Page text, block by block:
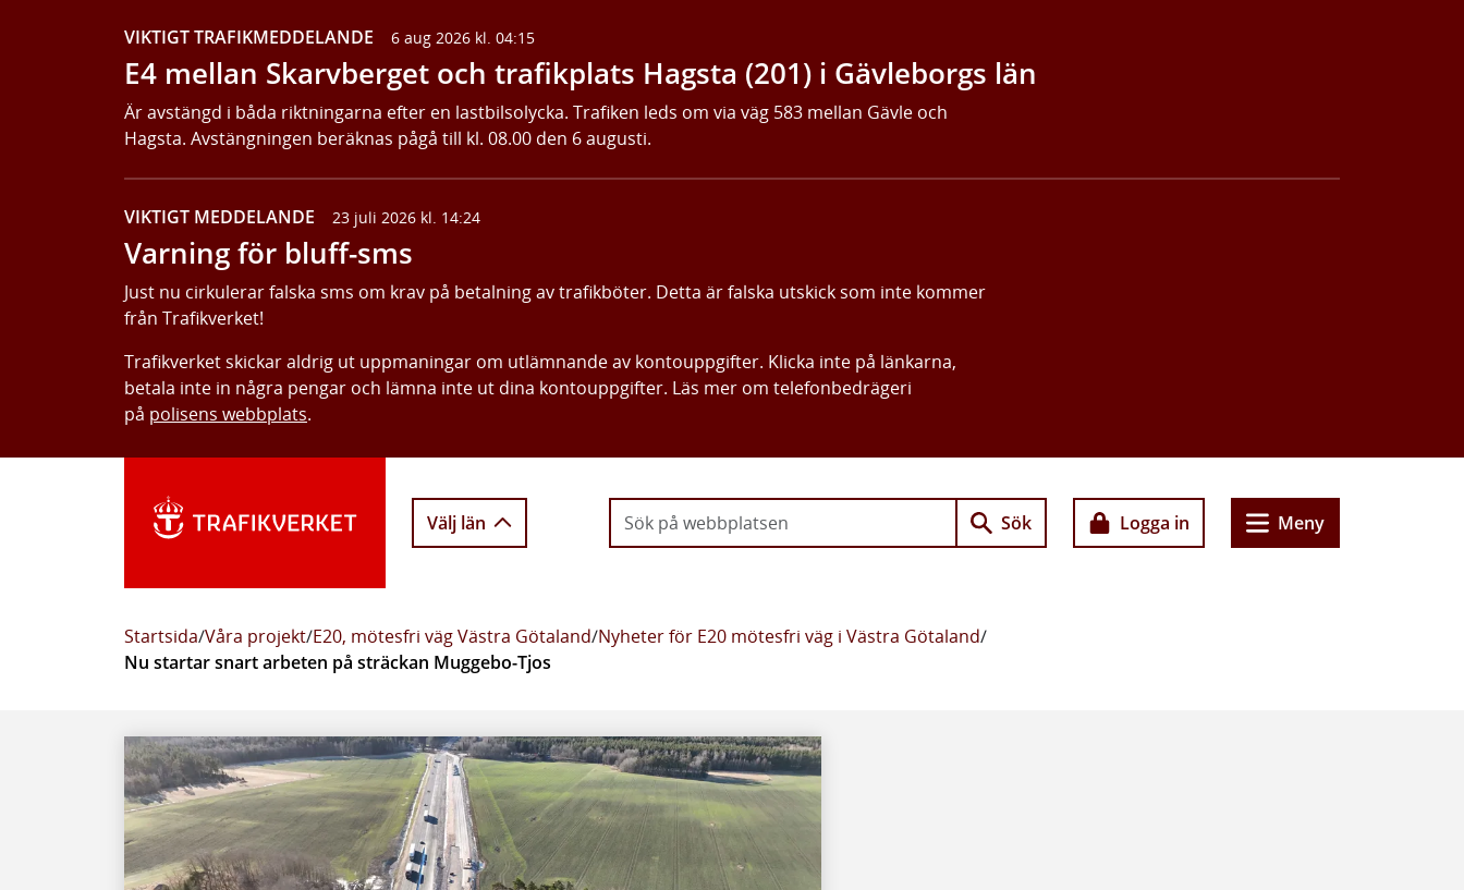
VIKTIGT TRAFIKMEDDELANDE 6 aug 2026 kl. 04:15
E4 mellan Skarvberget och trafikplats Hagsta (201) i Gävleborgs län
Är avstängd i båda riktningarna efter en lastbilsolycka. Trafiken leds om via väg 583 mellan Gävle och
Hagsta. Avstängningen beräknas pågå till kl. 08.00 den 6 augusti.
VIKTIGT MEDDELANDE 23 juli 2026 kl. 14:24
Varning för bluff-sms
Just nu cirkulerar falska sms om krav på betalning av trafikböter. Detta är falska utskick som inte kommer
från Trafikverket!
Trafikverket skickar aldrig ut uppmaningar om utlämnande av kontouppgifter. Klicka inte på länkarna,
betala inte in några pengar och lämna inte ut dina kontouppgifter. Läs mer om telefonbedrägeri
på polisens webbplats.
Välj län Sök Logga in Meny
Startsida/Våra projekt/E20, mötesfri väg Västra Götaland/Nyheter för E20 mötesfri väg i Västra Götaland/
Nu startar snart arbeten på sträckan Muggebo-Tjos